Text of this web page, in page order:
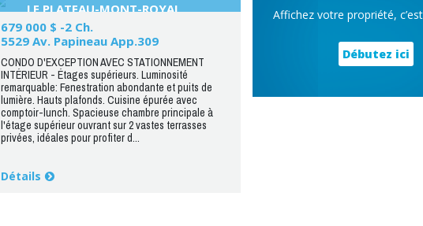
LE PLATEAU-MONT-ROYAL
679 000 $ -2 Ch.
5529 Av. Papineau App.309
CONDO D'EXCEPTION AVEC STATIONNEMENT
INTÉRIEUR - Étages supérieurs. Luminosité
remarquable: Fenestration abondante et puits de
lumière. Hauts plafonds. Cuisine épurée avec
comptoir-lunch. Spacieuse chambre principale à
l'étage supérieur ouvrant sur 2 vastes terrasses
privées, idéales pour profiter d...
Détails
Affichez votre propriété, c’est
Débutez ici